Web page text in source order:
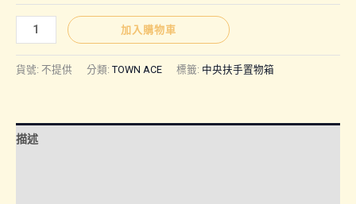
到
TOWN
ACE
｜
能
中
加入購物車
貨號: 不提供 分類: TOWN ACE 標籤: 中央扶手置物箱
描述